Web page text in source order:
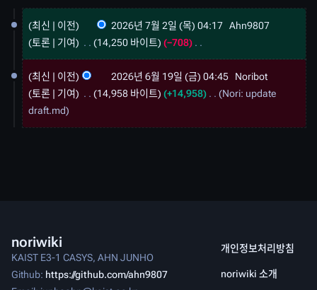
0
년
최신 이전 2026년 7월 2일 (목) 04:17 Ahn9807
토론
기여 14,250 바이트
−708
편
집
요
약
없
0
금
)
최신 이전 2026년 6월 19일 (금) 04:45
Noribot
토론
기여 14,958 바이트 +14,958
Nori: update
draft.md
noriwiki
KAIST E3-1 CASYS, AHN JUNHO
Github: https://github.com/ahn9807
개인정보처리방침
noriwiki 소개